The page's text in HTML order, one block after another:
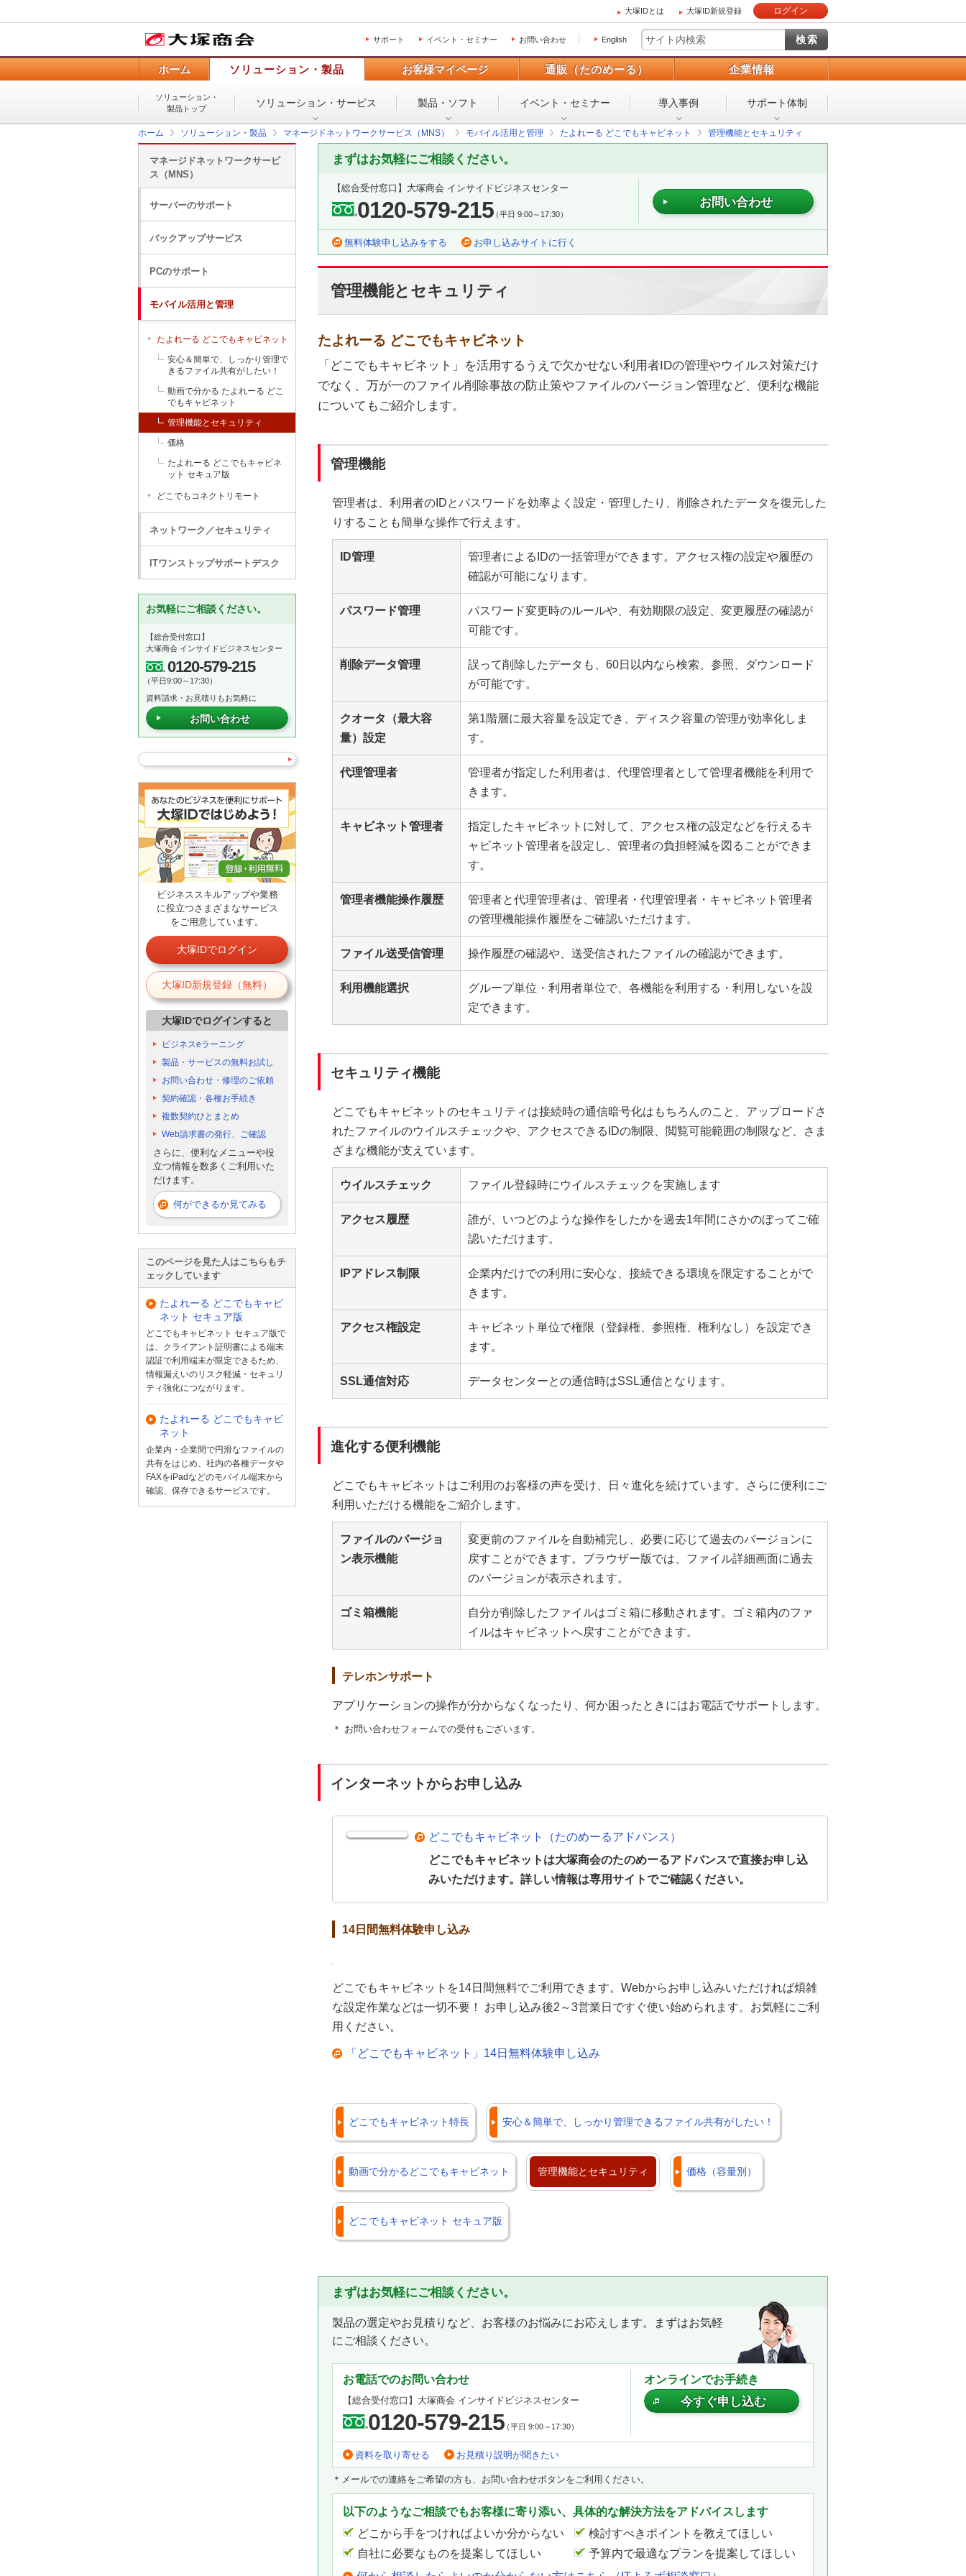
大塚IDとは 大塚ID新規登録 ログイン
サポート イベント・セミナー お問い合わせ English
ホーム ソリューション・製品 お客様マイページ 通販（たのめーる） 企業情報
ソリューション・
製品トップ
ソリューション・ サービス 製品・ソフト イベント・ セミナー 導入事例 サポート体制
ホーム ソリューション・製品 マネージドネットワークサービス（MNS） モバイル活用と管理 たよれーる どこでもキャビネット 管理機能とセキュリティ
まずはお気軽にご相談ください。
【総合受付窓口】 大塚商会 インサイドビジネスセンター
0120-579-215（平日 9:00～17:30）
お問い合わせ
無料体験申し込みをする お申し込みサイトに行く
管理機能とセキュリティ
たよれーる どこでもキャビネット
「どこでもキャビネット」を活用するうえで欠かせない利用者IDの管理やウイルス対策だけ
でなく、万が一のファイル削除事故の防止策やファイルのバージョン管理など、便利な機能
についてもご紹介します。
管理機能
管理者は、利用者のIDとパスワードを効率よく設定・管理したり、削除されたデータを復元した
りすることも簡単な操作で行えます。
ID管理
管理者によるIDの一括管理ができます。アクセス権の設定や履歴の
確認が可能になります。
パスワード管理
パスワード変更時のルールや、有効期限の設定、変更履歴の確認が
可能です。
削除データ管理
誤って削除したデータも、60日以内なら検索、参照、ダウンロード
が可能です。
クオータ（最大容
量）設定
第1階層に最大容量を設定でき、ディスク容量の管理が効率化しま
す。
代理管理者
管理者が指定した利用者は、代理管理者として管理者機能を利用で
きます。
キャビネット管理者
指定したキャビネットに対して、アクセス権の設定などを行えるキ
ャビネット管理者を設定し、管理者の負担軽減を図ることができま
す。
管理者機能操作履歴
管理者と代理管理者は、管理者・代理管理者・キャビネット管理者
の管理機能操作履歴をご確認いただけます。
ファイル送受信管理 操作履歴の確認や、送受信されたファイルの確認ができます。
利用機能選択
グループ単位・利用者単位で、各機能を利用する・利用しないを設
定できます。
セキュリティ機能
どこでもキャビネットのセキュリティは接続時の通信暗号化はもちろんのこと、アップロードさ
れたファイルのウイルスチェックや、アクセスできるIDの制限、閲覧可能範囲の制限など、さま
ざまな機能が支えています。
ウイルスチェック ファイル登録時にウイルスチェックを実施します
アクセス履歴
誰が、いつどのような操作をしたかを過去1年間にさかのぼってご確
認いただけます。
IPアドレス制限
企業内だけでの利用に安心な、接続できる環境を限定することがで
きます。
アクセス権設定
キャビネット単位で権限（登録権、参照権、権利なし）を設定でき
ます。
SSL通信対応 データセンターとの通信時はSSL通信となります。
進化する便利機能
どこでもキャビネットはご利用のお客様の声を受け、日々進化を続けています。さらに便利にご
利用いただける機能をご紹介します。
ファイルのバージョ
ン表示機能
変更前のファイルを自動補完し、必要に応じて過去のバージョンに
戻すことができます。ブラウザー版では、ファイル詳細画面に過去
のバージョンが表示されます。
ゴミ箱機能
自分が削除したファイルはゴミ箱に移動されます。ゴミ箱内のファ
イルはキャビネットへ戻すことができます。
テレホンサポート
アプリケーションの操作が分からなくなったり、何か困ったときにはお電話でサポートします。
＊ お問い合わせフォームでの受付もございます。
インターネットからお申し込み
どこでもキャビネット（たのめーるアドバンス）
どこでもキャビネットは大塚商会のたのめーるアドバンスで直接お申し込
みいただけます。詳しい情報は専用サイトでご確認ください。
14日間無料体験申し込み
どこでもキャビネットを14日間無料でご利用できます。Webからお申し込みいただければ煩雑
な設定作業などは一切不要！ お申し込み後2～3営業日ですぐ使い始められます。お気軽にご利
用ください。
「どこでもキャビネット」14日無料体験申し込み
どこでもキャビネット特長 安心＆簡単で、しっかり管理できるファイル共有がしたい！
動画で分かるどこでもキャビネット 管理機能とセキュリティ 価格（容量別）
どこでもキャビネット セキュア版
まずはお気軽にご相談ください。
製品の選定やお見積りなど、お客様のお悩みにお応えします。まずはお気軽
にご相談ください。
お電話でのお問い合わせ
【総合受付窓口】 大塚商会 インサイドビジネスセンター
0120-579-215（平日 9:00～17:30）
オンラインでお手続き
今すぐ申し込む
資料を取り寄せる お見積り説明が聞きたい
＊メールでの連絡をご希望の方も、お問い合わせボタンをご利用ください。
以下のようなご相談でもお客様に寄り添い、具体的な解決方法をアドバイスします
どこから手をつければよいか分からない
検討すべきポイントを教えてほしい
自社に必要なものを提案してほしい
予算内で最適なプランを提案してほしい
マネージドネットワークサービ
ス（MNS）
サーバーのサポート
バックアップサービス
PCのサポート
モバイル活用と管理
たよれーる どこでもキャビネット
安心＆簡単で、しっかり管理で
きるファイル共有がしたい！
動画で分かる たよれーる どこ
でもキャビネット
管理機能とセキュリティ
価格
たよれーる どこでもキャビネ
ット セキュア版
どこでもコネクトリモート
ネットワーク／セキュリティ
ITワンストップサポートデスク
お気軽にご相談ください。
【総合受付窓口】
大塚商会 インサイドビジネスセンター
0120-579-215
（平日9:00～17:30）
資料請求・お見積りもお気軽に
お問い合わせ
ビジネススキルアップや業務
に役立つさまざまなサービス
をご用意しています。
大塚IDでログイン
大塚ID新規登録（無料）
大塚IDでログインすると
ビジネスeラーニング
製品・サービスの無料お試し
お問い合わせ・修理のご依頼
契約確認・各種お手続き
複数契約ひとまとめ
Web請求書の発行、ご確認
さらに、便利なメニューや役
立つ情報を数多くご利用いた
だけます。
何ができるか見てみる
このページを見た人はこちらもチ
ェックしています
たよれーる どこでもキャビ
ネット セキュア版
どこでもキャビネット セキュア版で
は、クライアント証明書による端末
認証で利用端末が限定できるため、
情報漏えいのリスク軽減・セキュリ
ティ強化につながります。
たよれーる どこでもキャビ
ネット
企業内・企業間で円滑なファイルの
共有をはじめ、社内の各種データや
FAXをiPadなどのモバイル端末から
確認、保存できるサービスです。